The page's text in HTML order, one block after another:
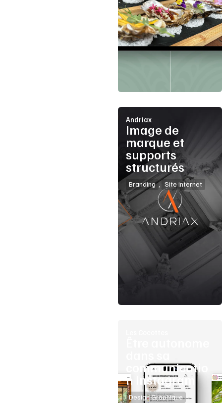
Andriax
Image de
marque et
supports
structurés
Branding , Site internet
communicatio
n Instagram
Design Graphique